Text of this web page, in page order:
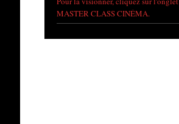
MASTER CLASS CINÉMA.